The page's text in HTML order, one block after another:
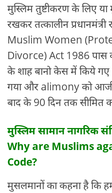
मुस्लिम तुष्टीकरण के लिए
रखकर तत्कालीन
Muslim Women
Divorce) Act 1986 पास
के शाह बानो केस में किये गए
गया और alimony को
बाद के 90 दिन तक सीमित
मुस्लिम सामान नागरिक
Why are Muslims
Code?
मुसलमानों का कहना है कि